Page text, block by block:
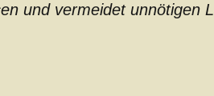
und vermeidet unnötigen